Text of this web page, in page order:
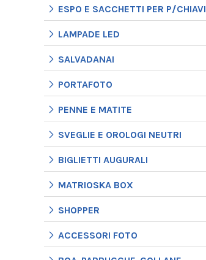
ESPO E SACCHETTI PER P/CHIAVI
LAMPADE LED
SALVADANAI
PORTAFOTO
PENNE E MATITE
SVEGLIE E OROLOGI NEUTRI
BIGLIETTI AUGURALI
MATRIOSKA BOX
SHOPPER
ACCESSORI FOTO